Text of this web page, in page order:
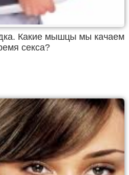
Какие мышцы мы качаем
секса?